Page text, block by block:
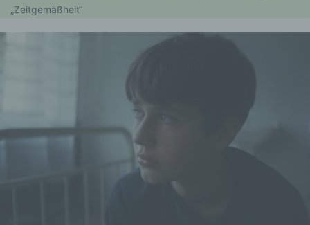
„Zeitgemäßheit“